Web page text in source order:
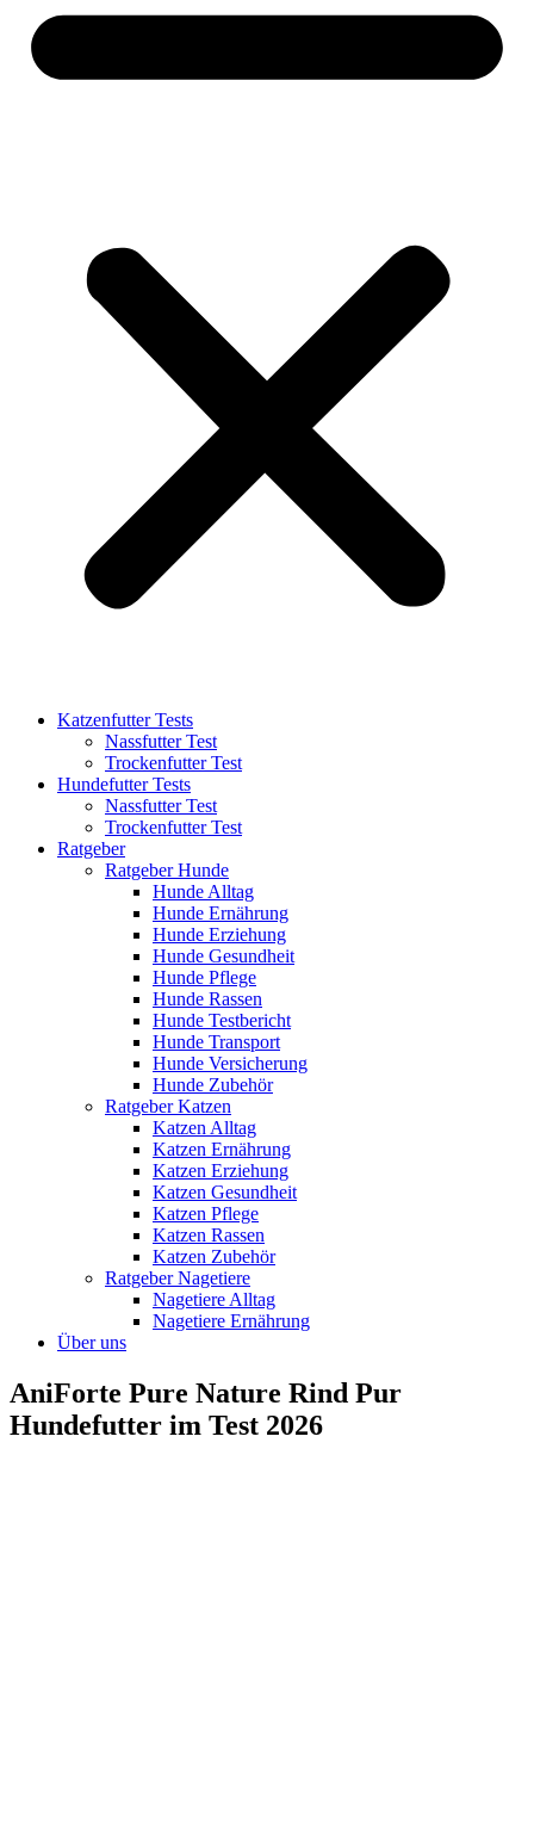
Katzenfutter Tests
Nassfutter Test
Trockenfutter Test
Hundefutter Tests
Nassfutter Test
Trockenfutter Test
Ratgeber
Ratgeber Hunde
Hunde Alltag
Hunde Ernährung
Hunde Erziehung
Hunde Gesundheit
Hunde Pflege
Hunde Rassen
Hunde Testbericht
Hunde Transport
Hunde Versicherung
Hunde Zubehör
Ratgeber Katzen
Katzen Alltag
Katzen Ernährung
Katzen Erziehung
Katzen Gesundheit
Katzen Pflege
Katzen Rassen
Katzen Zubehör
Ratgeber Nagetiere
Nagetiere Alltag
Nagetiere Ernährung
Über uns
AniForte Pure Nature Rind Pur
Hundefutter im Test 2026